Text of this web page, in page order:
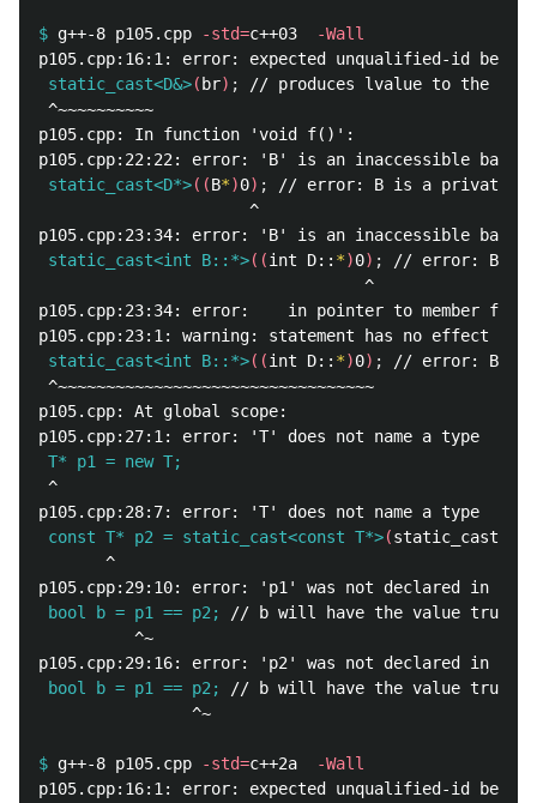
$ g++-8 p105.cpp -std=c++03 -Wall
static_cast<D&>( br) ;
^~~~~~~~~~~
p105.cpp: In function 'void f()':
static_cast<D*>((B*)0) ;
                      ^
static_cast<int B::*>((int D:: *)0) ;
                                  ^
p105.cpp:23:34: error:    in pointer to member
static_cast<int B::*>((int D:: *)0) ;
^~~~~~~~~~~~~~~~~~~~~~~~~~~~~~~~~~
p105.cpp: At global scope:
T* p1 = new T;
^
const T* p2 = static_cast<const T*>(
       ^
bool b = p1 == p2;
          ^~
bool b = p1 == p2;
                ^~
$ g++-8 p105.cpp -std=c++2a -Wall